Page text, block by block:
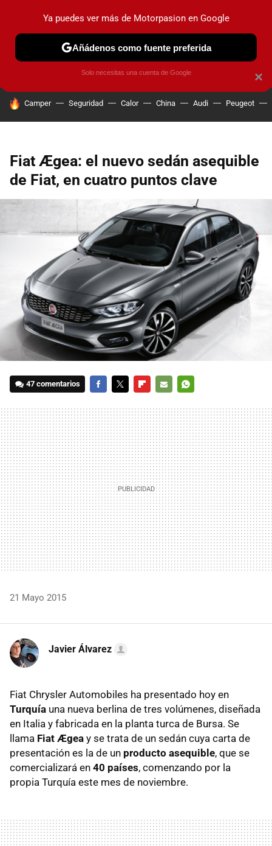
PRUEBAS COCHES ELÉCTRICOS OBSERVATORIO
HOY SE HABLA DE
Camper Seguridad Calor China Audi Peugeot
Fiat Ægea: el nuevo sedán asequible
de Fiat, en cuatro puntos clave
47 comentarios
MAIL
21 Mayo 2015
Javier Álvarez
Fiat Chrysler Automobiles ha presentado hoy en
Turquía una nueva berlina de tres volúmenes, diseñada
en Italia y fabricada en la planta turca de Bursa. Se
llama Fiat Ægea y se trata de un sedán cuya carta de
presentación es la de un producto asequible, que se
comercializará en 40 países, comenzando por la
propia Turquía este mes de noviembre.
×
Ya puedes ver más de Motorpasion en Google
Añádenos como fuente preferida
Solo necesitas una cuenta de Google